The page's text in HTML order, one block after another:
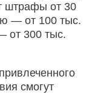
штрафы от 30
— от 100 тыс.
от 300 тыс.
смогут